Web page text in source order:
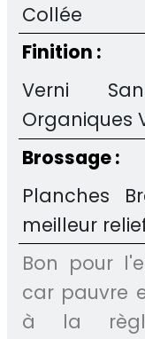
Collée
Finition :
Verni
Organiques
Brossage :
Planches
meilleur
Bon pour
car pauvre
à la